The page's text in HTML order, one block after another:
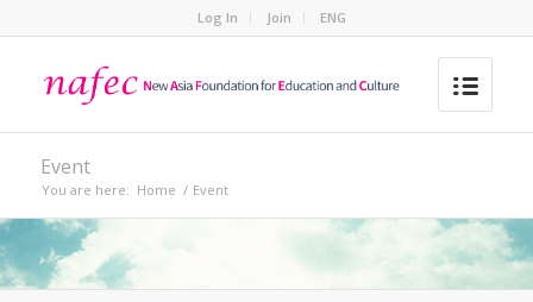
Log In Join ENG
Event
You are here: Home / Event